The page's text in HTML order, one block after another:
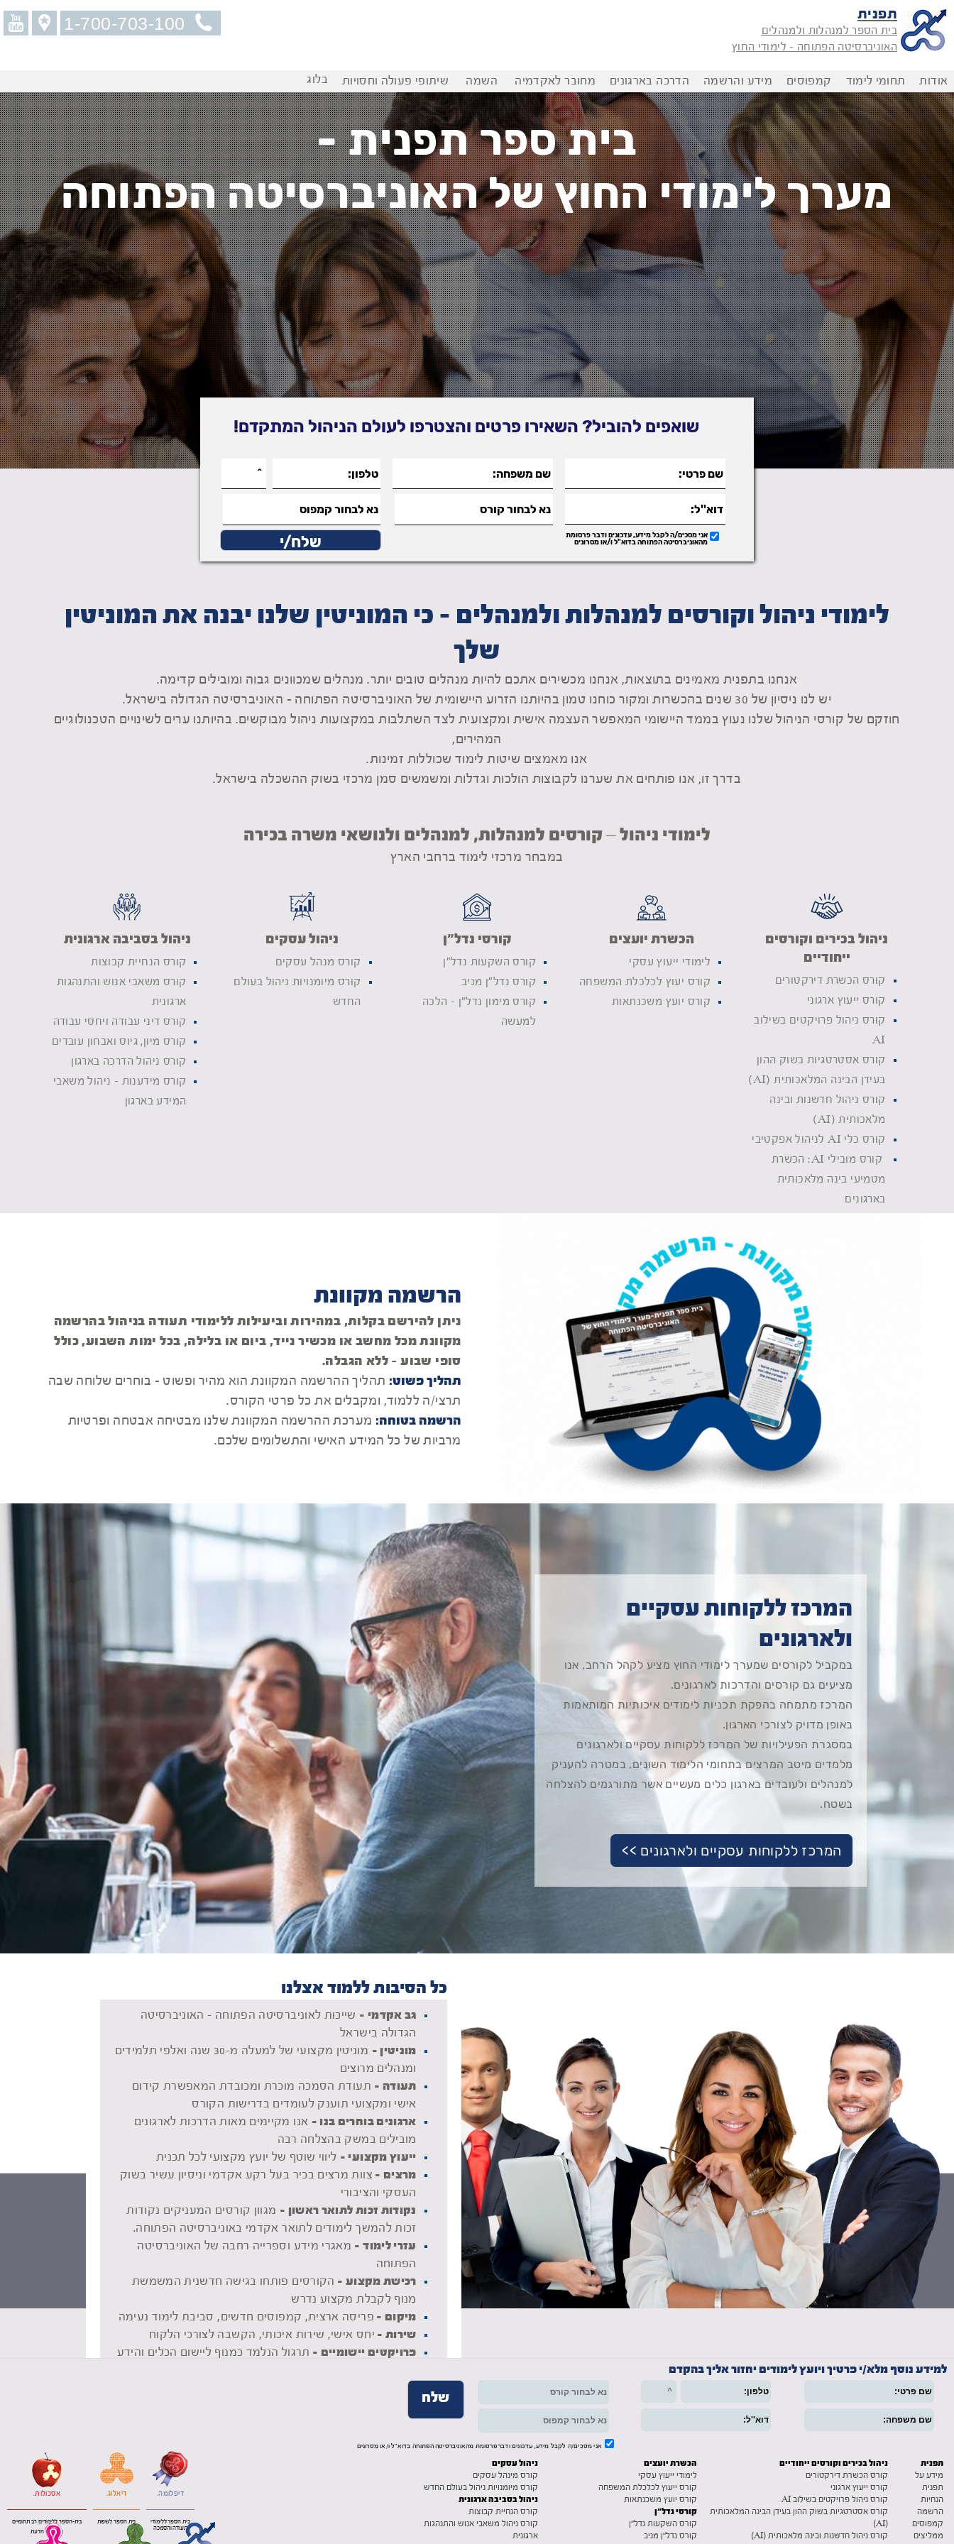
תפנית
בית הספר למנהלות ולמנהלים
האוניברסיטה הפתוחה - לימודי החוץ
1-700-703-100
אודות תחומי לימוד קמפוסים מידע והרשמה הדרכה בארגונים מחובר לאקדמיה השמה שיתופי פעולה וחסויות בלוג
שואפים להוביל? השאירו פרטים והצטרפו לעולם הניהול המתקדם!
אני מסכים/ה לקבל מידע, עדכונים ודבר פרסומת
מהאוניברסיטה הפתוחה בדוא"ל ו/או מסרונים
בית ספר תפנית -
מערך לימודי החוץ של האוניברסיטה הפתוחה
לימודי ניהול וקורסים למנהלות ולמנהלים - כי המוניטין שלנו יבנה את המוניטין
שלך
אנחנו בתפנית מאמינים בתוצאות, אנחנו מכשירים אתכם להיות מנהלים טובים יותר. מנהלים שמכוונים גבוה ומובילים קדימה.
יש לנו ניסיון של 30 שנים בהכשרות ומקור כוחנו טמון בהיותנו הזרוע היישומית של האוניברסיטה הפתוחה - האוניברסיטה הגדולה בישראל.
חוזקם של קורסי הניהול שלנו נעוץ בממד היישומי המאפשר העצמה אישית ומקצועית לצד השתלבות במקצועות ניהול מבוקשים. בהיותנו ערים לשינויים הטכנולוגיים
המהירים,
אנו מאמצים שיטות לימוד שכוללות זמינות.
בדרך זו, אנו פותחים את שערנו לקבוצות הולכות וגדלות ומשמשים סמן מרכזי בשוק ההשכלה בישראל.
לימודי ניהול – קורסים למנהלות, למנהלים ולנושאי משרה בכירה
במבחר מרכזי לימוד ברחבי הארץ
ניהול בכירים וקורסים
ייחודיים
קורס הכשרת דירקטורים
קורס ייעוץ ארגוני
קורס ניהול פרויקטים בשילוב
AI
קורס אסטרטגיות בשוק ההון
בעידן הבינה המלאכותית (AI)
קורס ניהול חדשנות ובינה
מלאכותית (AI)
קורס כלי AI לניהול אפקטיבי
קורס מובילי AI: הכשרת
מטמיעי בינה מלאכותית
בארגונים
הכשרת יועצים
לימודי ייעוץ עסקי
קורס יעוץ לכלכלת המשפחה
קורס יועץ משכנתאות
קורסי נדל"ן
קורס השקעות נדל"ן
קורס נדל"ן מניב
קורס מימון נדל"ן - הלכה
למעשה
ניהול עסקים
קורס מנהל עסקים
קורס מיומנויות ניהול בעולם
החדש
ניהול בסביבה ארגונית
קורס הנחיית קבוצות
קורס משאבי אנוש והתנהגות
ארגונית
קורס דיני עבודה ויחסי עבודה
קורס מיון, גיוס ואבחון עובדים
קורס ניהול הדרכה בארגון
קורס מידענות - ניהול משאבי
המידע בארגון
הרשמה מקוונת
ניתן להירשם בקלות, במהירות וביעילות ללימודי תעודה בניהול בהרשמה
מקוונת מכל מחשב או מכשיר נייד, ביום או בלילה, בכל ימות השבוע, כולל
סופי שבוע - ללא הגבלה.
תהליך פשוט: תהליך ההרשמה המקוונת הוא מהיר ופשוט - בוחרים שלוחה שבה
תרצי/ה ללמוד, ומקבלים את כל פרטי הקורס.
הרשמה בטוחה: מערכת ההרשמה המקוונת שלנו מבטיחה אבטחה ופרטיות
מרביות של כל המידע האישי והתשלומים שלכם.
המרכז ללקוחות עסקיים
ולארגונים
במקביל לקורסים שמערך לימודי החוץ מציע לקהל הרחב, אנו
מציעים גם קורסים והדרכות לארגונים.
המרכז מתמחה בהפקת תכניות לימודים איכותיות המותאמות
באופן מדויק לצורכי הארגון.
במסגרת הפעילויות של המרכז ללקוחות עסקיים ולארגונים
מלמדים מיטב המרצים בתחומי הלימוד השונים, במטרה להעניק
למנהלים ולעובדים בארגון כלים מעשיים אשר מתורגמים להצלחה
בשטח.
המרכז ללקוחות עסקיים ולארגונים >>
כל הסיבות ללמוד אצלנו
גב אקדמי - שייכוּת לאוניברסיטה הפתוחה - האוניברסיטה
הגדולה בישראל
מוניטין -
מוניטין מקצועי של למעלה מ-30 שנה ואלפי תלמידים
ומנהלים מרוצים
תעודה - תעודת הסמכה מוכרת ומכובדת המאפשרת קידום
אישי ומקצועי תוענק לעומדים בדרישות הקורס
ארגונים בוחרים בנו - אנו מקיימים מאות הדרכות לארגונים
מובילים במשק בהצלחה רבה
ייעוץ מקצועי - ליווי שוטף של יועץ מקצועי לכל תכנית
מרצים - צוות מרצים בכיר בעל רקע אקדמי וניסיון עשיר בשוק
העסקי והציבורי
נקודות זכות לתואר ראשון - מגוון קורסים המעניקים נקודות
זכות להמשך לימודים לתואר אקדמי באוניברסיטה הפתוחה.
עזרי לימוד - מאגרי מידע וספרייה רחבה של האוניברסיטה
הפתוחה
רכישת מקצוע - הקורסים פותחו בגישה חדשנית המשמשת
מנוף לקבלת מקצוע נדרש
מיקום - פריסה ארצית, קמפוסים חדשים, סביבת לימוד נעימה
שירות - יחס אישי, שירות איכותי, הקשבה לצורכי הלקוח
פרויקטים יישומיים - תרגול הנלמד כמנוף ליישום הכלים והידע
תנאים מיוחדים לחיילים -
למידע נוסף מלא/י פרטיך ויועץ לימודים יחזור אליך בהקדם
אני מסכים/ה לקבל מידע, עדכונים ודבר פרסומת מהאוניברסיטה הפתוחה בדוא"ל ו/או מסרונים
תפנית
מידע על
תפנית
הנחיות
הרשמה
קמפוסים
ממליצים
ניהול בכירים וקורסים ייחודיים
קורס הכשרת דירקטורים
קורס ייעוץ ארגוני
קורס ניהול פרויקטים בשילוב AI
קורס אסטרטגיות בשוק ההון בעידן הבינה המלאכותית
(AI)
קורס ניהול חדשנות ובינה מלאכותית (AI)
הכשרת יועצים
לימודי ייעוץ עסקי
קורס ייעוץ לכלכלת המשפחה
קורס יועץ משכנתאות
קורסי נדל"ן
קורס השקעות נדל"ן
קורס נדל"ן מניב
ניהול עסקים
קורס מינהל עסקים
קורס מיומנויות ניהול בעולם החדש
ניהול בסביבה ארגונית
קורס הנחיית קבוצות
קורס ניהול משאבי אנוש והתנהגות
ארגונית
אסכולות.
בית-הספר ללימודים רב תחומיים
ולתרבות הדעת
דיאלוג.
בית הספר לשפות
דיפלומה.
בית הספר ללימודי
תעודה והסמכה